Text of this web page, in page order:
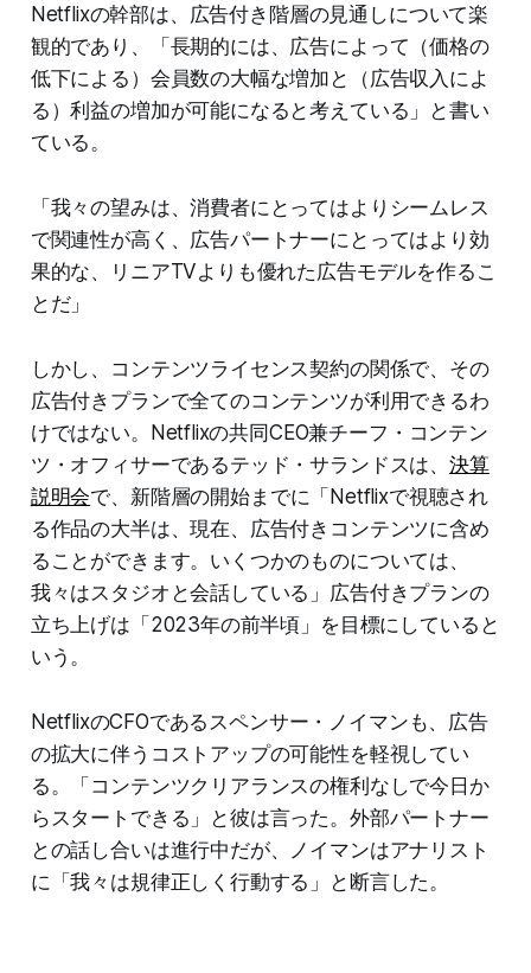
Netflixの幹部は、広告付き階層の見通しについて楽
観的であり、「長期的には、広告によって（価格の
低下による）会員数の大幅な増加と（広告収入によ
る）利益の増加が可能になると考えている」と書い
ている。
「我々の望みは、消費者にとってはよりシームレス
で関連性が高く、広告パートナーにとってはより効
果的な、リニアTVよりも優れた広告モデルを作るこ
とだ」
しかし、コンテンツライセンス契約の関係で、その
広告付きプランで全てのコンテンツが利用できるわ
けではない。Netflixの共同CEO兼チーフ・コンテン
ツ・オフィサーであるテッド・サランドスは、決算
説明会で、新階層の開始までに「Netflixで視聴され
る作品の大半は、現在、広告付きコンテンツに含め
ることができます。いくつかのものについては、
我々はスタジオと会話している」広告付きプランの
立ち上げは「2023年の前半頃」を目標にしていると
いう。
NetflixのCFOであるスペンサー・ノイマンも、広告
の拡大に伴うコストアップの可能性を軽視してい
る。「コンテンツクリアランスの権利なしで今日か
らスタートできる」と彼は言った。外部パートナー
との話し合いは進行中だが、ノイマンはアナリスト
に「我々は規律正しく行動する」と断言した。